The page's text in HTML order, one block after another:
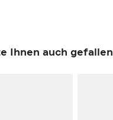
Ihnen auch gefallen